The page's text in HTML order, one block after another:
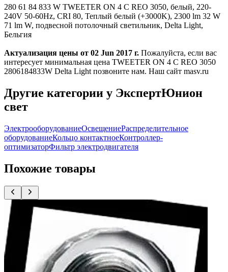
280 61 84 833 W TWEETER ON 4 C REO 3050, белый, 220-
240V 50-60Hz, CRI 80, Теплый белый (+3000K), 2300 lm 32 W
71 lm W, подвесной потолочный светильник, Delta Light,
Бельгия
Актуализация цены от 02 Jun 2017 г. Пожалуйста, если вас
интересует минимальная цена TWEETER ON 4 C REO 3050
2806184833W Delta Light позвоните нам. Наш сайт masv.ru
Другие категории у ЭкспертЮнион
свет
ЭлектрооборудованиеОсвещениеРаспределительное
оборудованиеКольцо контактноеКонтроллер-
оптимизаторФильтр электродвигателя
Похожие товары